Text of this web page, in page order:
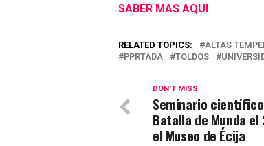
SABER MAS AQUI
RELATED TOPICS: ALTAS
PPRTADA
TOLDOS
DON'T MISS
Seminario
Batalla de Munda
el Museo de Écija